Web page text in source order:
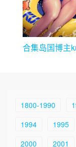
合集岛国博主
1800-1990
1994
1995
2000
2001